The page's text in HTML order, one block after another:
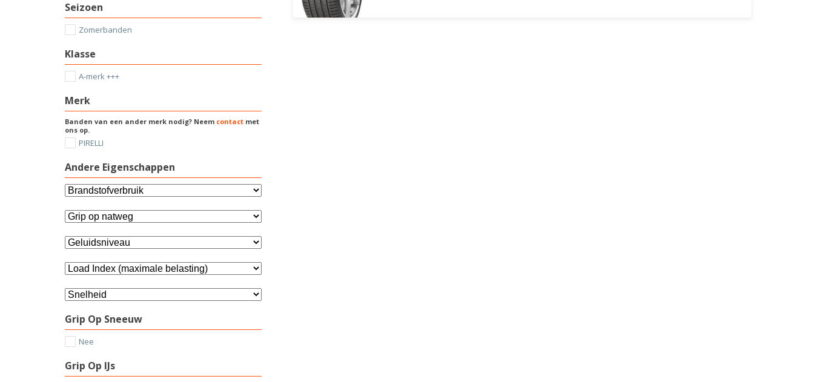
Seizoen
Zomerbanden
Klasse
A-merk +++
Merk
Banden van een ander merk nodig? Neem contact met
ons op.
PIRELLI
Andere Eigenschappen
Grip Op Sneeuw
Nee
Grip Op IJs